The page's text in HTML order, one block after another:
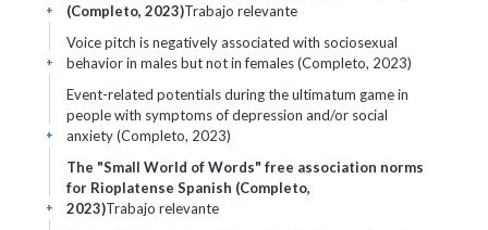
(Completo, 2023)Trabajo relevante
+
Voice pitch is negatively associated with sociosexual
behavior in males but not in females (Completo, 2023)
+
Event-related potentials during the ultimatum game in
people with symptoms of depression and/or social
anxiety (Completo, 2023)
+
The "Small World of Words" free association norms
for Rioplatense Spanish (Completo,
2023)Trabajo relevante
+